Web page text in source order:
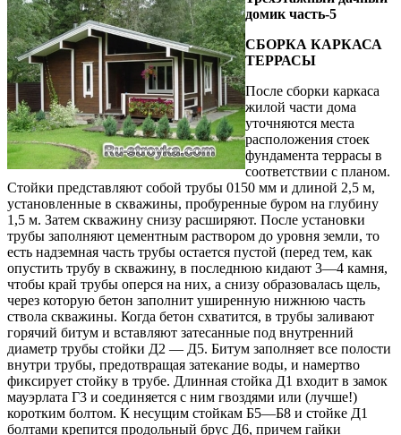
домик часть-5
СБОРКА КАРКАСА
ТЕРРАСЫ
После сборки каркаса
жилой части дома
уточняются места
расположения стоек
фундамента террасы в
соответствии с планом.
Стойки представляют собой трубы 0150 мм и длиной 2,5 м,
установленные в скважины, пробуренные буром на глубину
1,5 м. Затем скважину снизу расширяют. После установки
трубы заполняют цементным раствором до уровня земли, то
есть надземная часть трубы остается пустой (перед тем, как
опустить трубу в скважину, в последнюю кидают 3—4 камня,
чтобы край трубы оперся на них, а снизу образовалась щель,
через которую бетон заполнит уширенную нижнюю часть
ствола скважины. Когда бетон схватится, в трубы заливают
горячий битум и вставляют затесанные под внутренний
диаметр трубы стойки Д2 — Д5. Битум заполняет все полости
внутри трубы, предотвращая затекание воды, и намертво
фиксирует стойку в трубе. Длинная стойка Д1 входит в замок
мауэрлата Г3 и соединяется с ним гвоздями или (лучше!)
коротким болтом. К несущим стойкам Б5—Б8 и стойке Д1
болтами крепится продольный брус Д6, причем гайки